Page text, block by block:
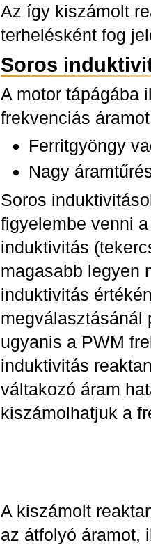
Az így kiszámolt
terhelésként fog
Soros
A motor tápágába
frekvenciás
Ferritgyöngy
Nagy
Soros
figyelembe venni
induktivitás
magasabb legyen
induktivitás
megválasztásánál
ugyanis a PWM
induktivitás
váltakozó áram
kiszámolhatjuk a
A kiszámolt
az átfolyó áramot,